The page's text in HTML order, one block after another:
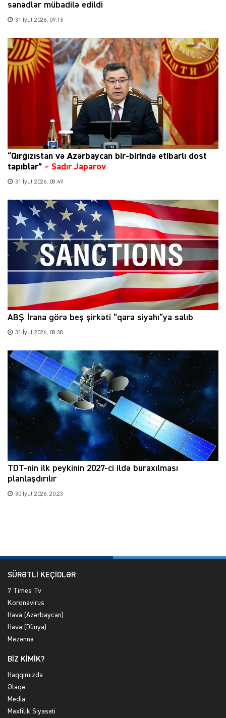
sənədlər mübadilə edildi
31 İyul 2026, 09:16
“Qırğızıstan və Azərbaycan bir-birində etibarlı dost
tapıblar” – Sadır Japarov
31 İyul 2026, 08:49
ABŞ İrana görə beş şirkəti “qara siyahı”ya salıb
31 İyul 2026, 08:38
TDT-nin ilk peykinin 2027-ci ildə buraxılması
planlaşdırılır
30 İyul 2026, 20:23
SÜRƏTLİ KEÇİDLƏR
7 Times Tv
Koronavirus
Hava (Azərbaycan)
Hava (Dünya)
Məzənnə
BİZ KİMİK?
Haqqımızda
Əlaqə
Media
Məxfilik Siyasəti